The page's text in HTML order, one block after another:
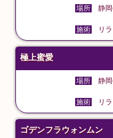
場所 静
施術
リ
極上蜜愛
場所 静
施術
リ
ゴデンフラウォンムン